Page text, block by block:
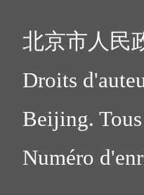
北京市人民
Droits
Beijing.
Numéro